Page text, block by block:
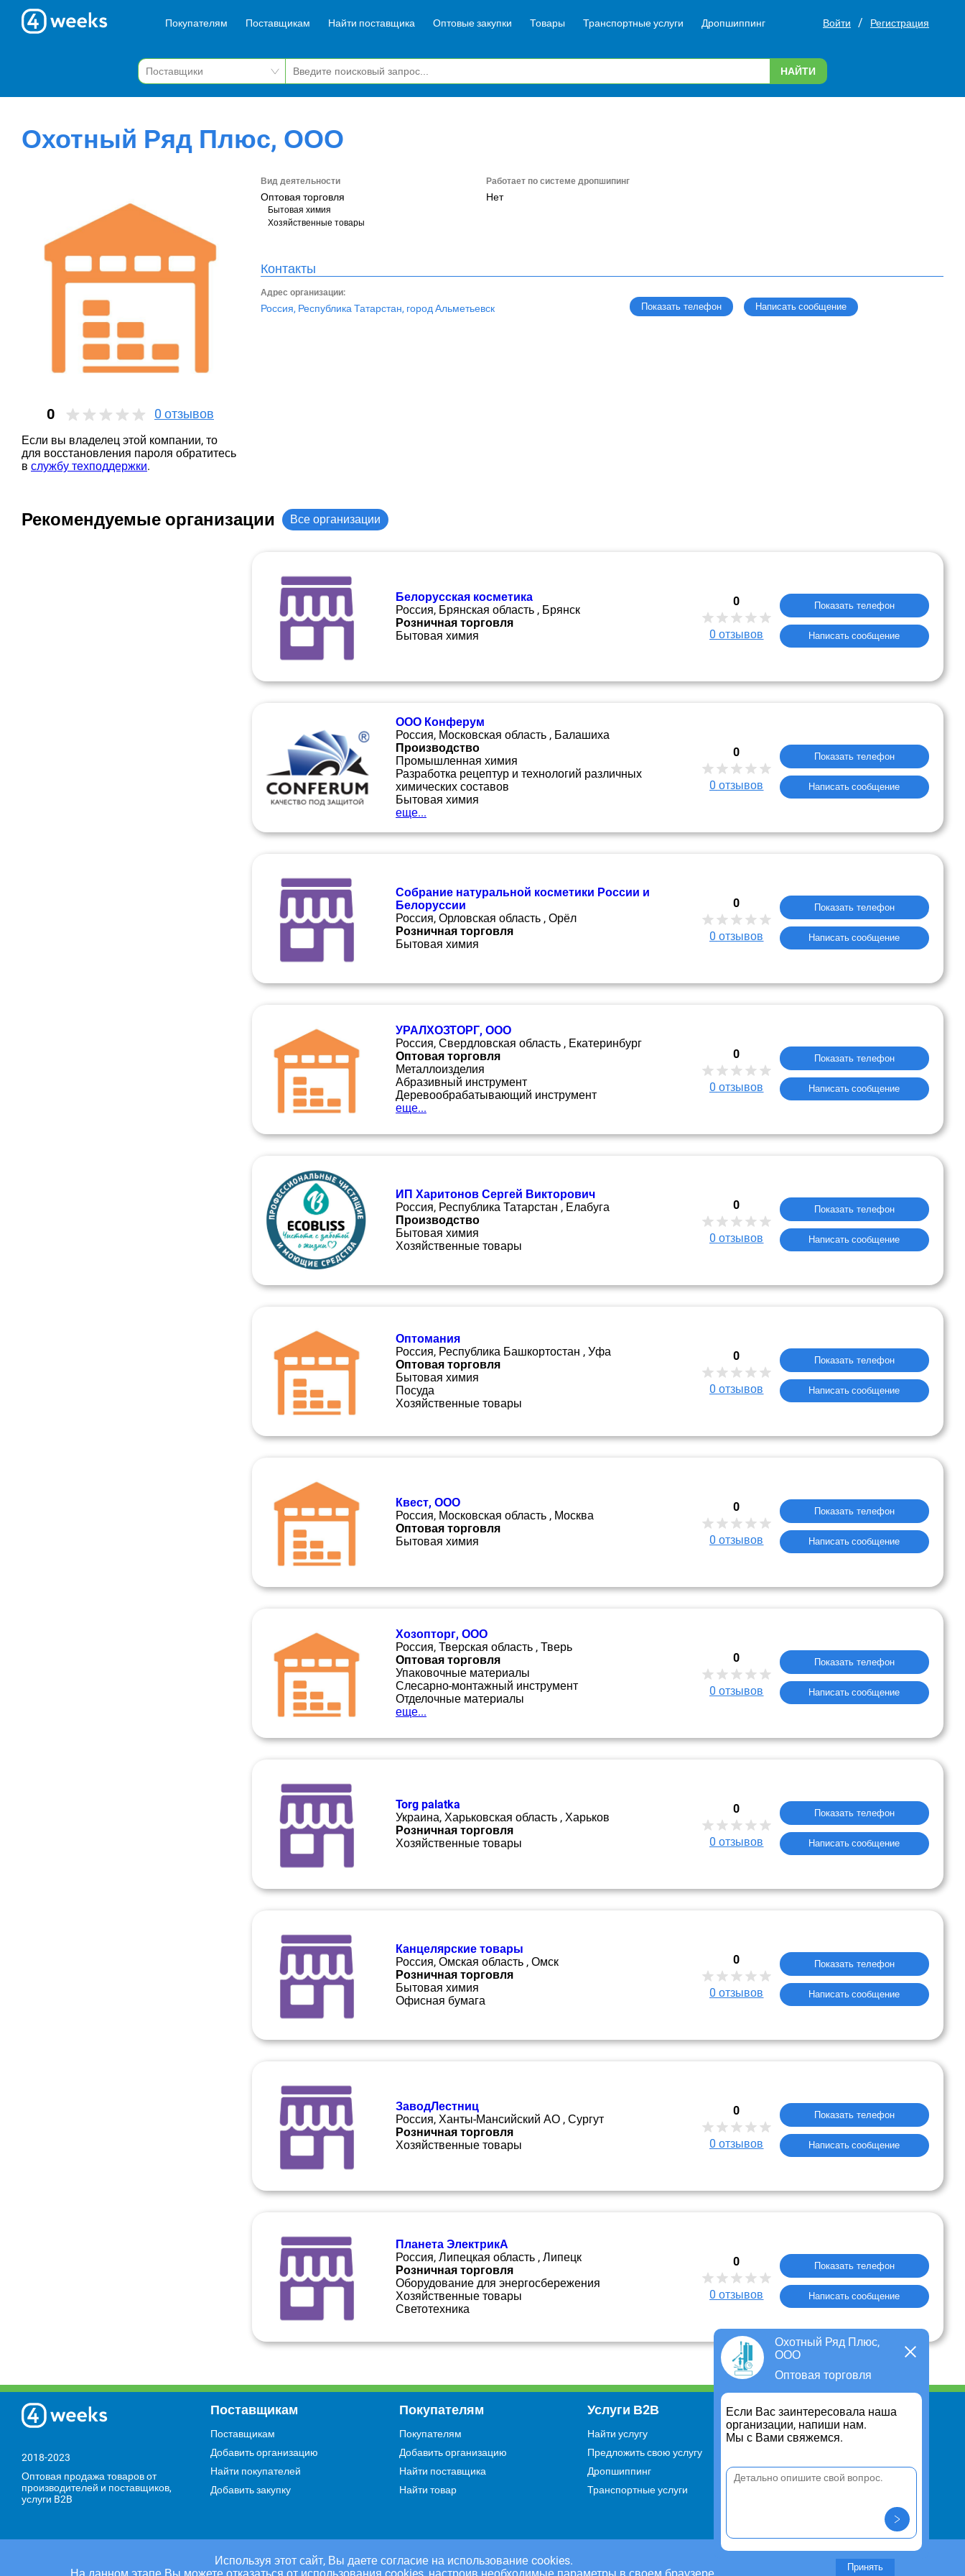
Покупателям Поставщикам Найти поставщика Оптовые закупки Товары Транспортные услуги Дропшиппинг Войти / Регистрация
НАЙТИ
Охотный Ряд Плюс, ООО
0 0 отзывов
Если вы владелец этой компании, то
для восстановления пароля обратитесь
в службу техподдержки.
Вид деятельности
Оптовая торговля
Бытовая химия
Хозяйственные товары
Работает по системе дропшипинг
Нет
Контакты
Адрес организации:
Россия, Республика Татарстан, город Альметьевск Показать телефон Написать сообщение
Рекомендуемые организации Все организации
Белорусская косметика
Россия, Брянская область , Брянск
Розничная торговля
Бытовая химия
0
0 отзывов
Показать телефон
Написать сообщение
ООО Конферум
Россия, Московская область , Балашиха
Производство
Промышленная химия
Разработка рецептур и технологий различных
химических составов
Бытовая химия
еще...
0
0 отзывов
Показать телефон
Написать сообщение
Собрание натуральной косметики России и
Белоруссии
Россия, Орловская область , Орёл
Розничная торговля
Бытовая химия
0
0 отзывов
Показать телефон
Написать сообщение
УРАЛХОЗТОРГ, ООО
Россия, Свердловская область , Екатеринбург
Оптовая торговля
Металлоизделия
Абразивный инструмент
Деревообрабатывающий инструмент
еще...
0
0 отзывов
Показать телефон
Написать сообщение
ИП Харитонов Сергей Викторович
Россия, Республика Татарстан , Елабуга
Производство
Бытовая химия
Хозяйственные товары
0
0 отзывов
Показать телефон
Написать сообщение
Оптомания
Россия, Республика Башкортостан , Уфа
Оптовая торговля
Бытовая химия
Посуда
Хозяйственные товары
0
0 отзывов
Показать телефон
Написать сообщение
Квест, ООО
Россия, Московская область , Москва
Оптовая торговля
Бытовая химия
0
0 отзывов
Показать телефон
Написать сообщение
Хозопторг, ООО
Россия, Тверская область , Тверь
Оптовая торговля
Упаковочные материалы
Слесарно-монтажный инструмент
Отделочные материалы
еще...
0
0 отзывов
Показать телефон
Написать сообщение
Torg palatka
Украина, Харьковская область , Харьков
Розничная торговля
Хозяйственные товары
0
0 отзывов
Показать телефон
Написать сообщение
Канцелярские товары
Россия, Омская область , Омск
Розничная торговля
Бытовая химия
Офисная бумага
0
0 отзывов
Показать телефон
Написать сообщение
ЗаводЛестниц
Россия, Ханты-Мансийский АО , Сургут
Розничная торговля
Хозяйственные товары
0
0 отзывов
Показать телефон
Написать сообщение
Планета ЭлектрикА
Россия, Липецкая область , Липецк
Розничная торговля
Оборудование для энергосбережения
Хозяйственные товары
Светотехника
0
0 отзывов
Показать телефон
Написать сообщение
Охотный Ряд Плюс,
ООО
Оптовая торговля
Если Вас заинтересовала наша
организации, напиши нам.
Мы с Вами свяжемся.
Используя этот сайт, Вы даете согласие на использование cookies.
На данном этапе Вы можете отказаться от использования cookies, настроив необходимые параметры в своем браузере.
Принять
2018-2023
Оптовая продажа товаров от
производителей и поставщиков,
услуги B2B
Поставщикам
Поставщикам
Добавить организацию
Найти покупателей
Добавить закупку
Покупателям
Покупателям
Добавить организацию
Найти поставщика
Найти товар
Услуги В2В
Найти услугу
Предложить свою услугу
Дропшиппинг
Транспортные услуги
Информация
Для чего существует портал
Правило cookie
предложение